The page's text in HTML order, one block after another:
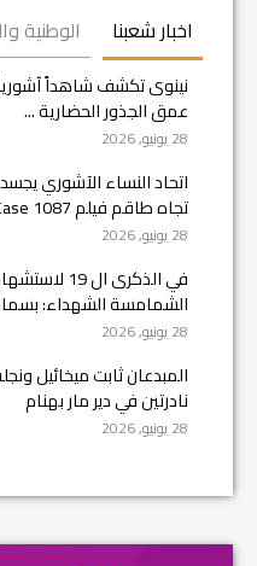
اخبار شعبنا الوطنية
نينوى تكشف شاهداً
عمق الجذور الحضارية ...
28 يونيو, 2026
اتحاد النساء الآشوري
تجاه طاقم فيلم Case 1087
28 يونيو, 2026
في الذكرى
الشمامسة الشهداء:
28 يونيو, 2026
المبدعان ثابت ميخائيل
نادرتين في دير مار بهنام
28 يونيو, 2026